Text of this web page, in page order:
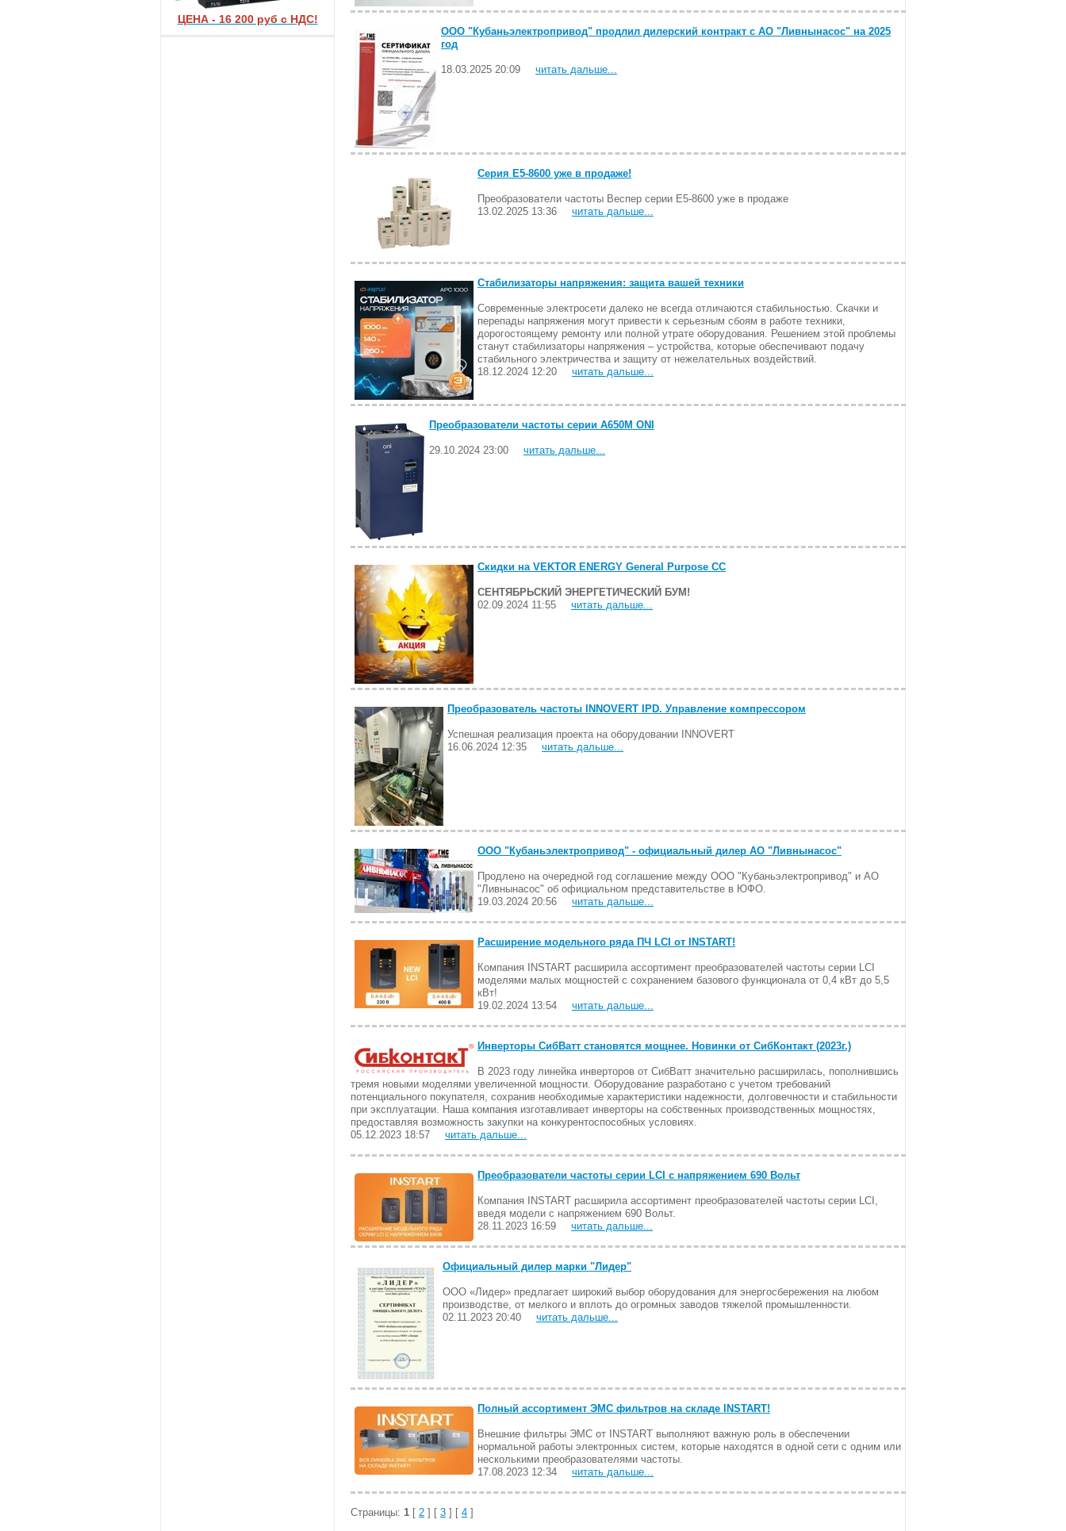
ООО "Кубаньэлектропривод" продлил дилерский контракт с АО "Ливнынасос" на 2025
год
18.03.2025 20:09 читать дальше...
Серия Е5-8600 уже в продаже!
Преобразователи частоты Веспер серии E5-8600 уже в продаже
13.02.2025 13:36
читать дальше...
Стабилизаторы напряжения: защита вашей техники
Современные электросети далеко не всегда отличаются стабильностью. Скачки и
перепады напряжения могут привести к серьезным сбоям в работе техники,
дорогостоящему ремонту или полной утрате оборудования. Решением этой проблемы
станут стабилизаторы напряжения – устройства, которые обеспечивают подачу
стабильного электричества и защиту от нежелательных воздействий.
18.12.2024 12:20
читать дальше...
Преобразователи частоты серии A650M ONI
29.10.2024 23:00 читать дальше...
Скидки на VEKTOR ENERGY General Purpose CC
СЕНТЯБРЬСКИЙ ЭНЕРГЕТИЧЕСКИЙ БУМ!
02.09.2024 11:55
читать дальше...
Преобразователь частоты INNOVERT IPD. Управление компрессором
Успешная реализация проекта на оборудовании INNOVERT
16.06.2024 12:35
читать дальше...
ООО "Кубаньэлектропривод" - официальный дилер АО "Ливнынасос"
Продлено на очередной год соглашение между ООО "Кубаньэлектропривод" и АО
"Ливнынасос" об официальном представительстве в ЮФО.
19.03.2024 20:56
читать дальше...
Расширение модельного ряда ПЧ LCI от INSTART!
Компания INSTART расширила ассортимент преобразователей частоты серии LCI
моделями малых мощностей с сохранением базового функционала от 0,4 кВт до 5,5
кВт!
19.02.2024 13:54
читать дальше...
Инверторы СибВатт становятся мощнее. Новинки от СибКонтакт (2023г.)
В 2023 году линейка инверторов от СибВатт значительно расширилась, пополнившись
тремя новыми моделями увеличенной мощности. Оборудование разработано с учетом требований
потенциального покупателя, сохранив необходимые характеристики надежности, долговечности и стабильности
при эксплуатации. Наша компания изготавливает инверторы на собственных производственных мощностях,
предоставляя возможность закупки на конкурентоспособных условиях.
05.12.2023 18:57
читать дальше...
Преобразователи частоты серии LCI с напряжением 690 Вольт
Компания INSTART расширила ассортимент преобразователей частоты серии LCI,
введя модели с напряжением 690 Вольт.
28.11.2023 16:59
читать дальше...
Официальный дилер марки "Лидер"
ООО «Лидер» предлагает широкий выбор оборудования для энергосбережения на любом
производстве, от мелкого и вплоть до огромных заводов тяжелой промышленности.
02.11.2023 20:40
читать дальше...
Полный ассортимент ЭМС фильтров на складе INSTART!
Внешние фильтры ЭМС от INSTART выполняют важную роль в обеспечении
нормальной работы электронных систем, которые находятся в одной сети с одним или
несколькими преобразователями частоты.
17.08.2023 12:34
читать дальше...
Страницы: 1 [ 2 ] [ 3 ] [ 4 ]
ЦЕНА - 16 200 руб с НДС!